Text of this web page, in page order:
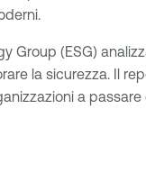
Group (ESG)
la sicurezza. Il
a